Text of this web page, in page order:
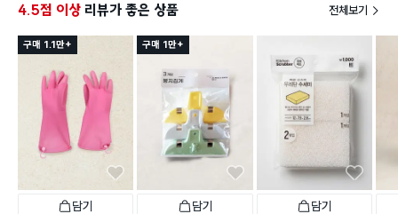
4.5점 이상 리뷰가 좋은 상품 전체보기
구매 1.1만+
담기
구매 1만+
담기 담기